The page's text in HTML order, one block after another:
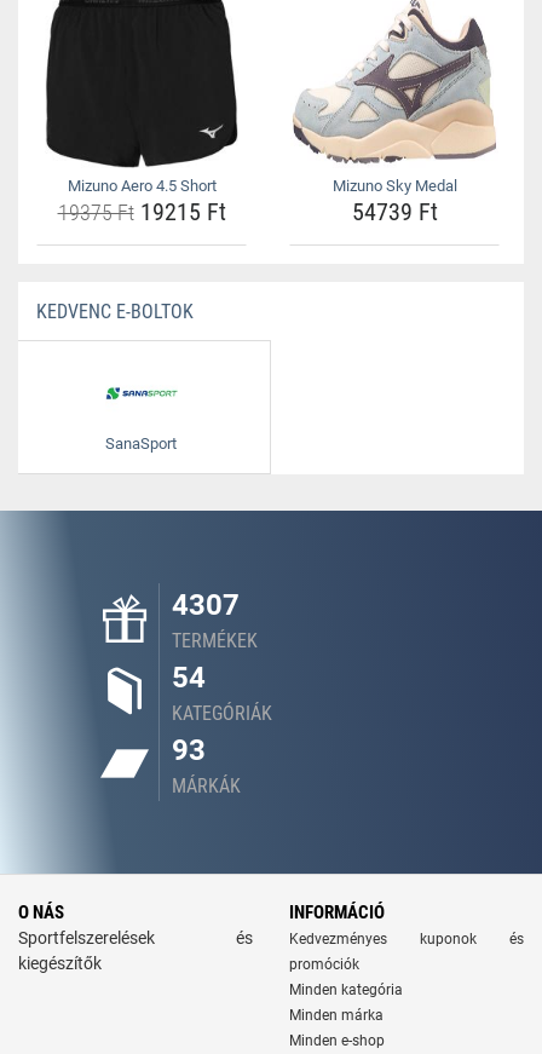
Mizuno Aero 4.5 Short
19375 Ft19215 Ft
Mizuno Sky Medal
54739 Ft
KEDVENC E-BOLTOK
SanaSport
4307
TERMÉKEK
54
KATEGÓRIÁK
93
MÁRKÁK
O NÁS
Sportfelszerelések és
kiegészítők
INFORMÁCIÓ
Kedvezményes kuponok és
promóciók
Minden kategória
Minden márka
Minden e-shop